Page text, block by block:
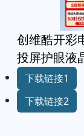
创维酷开彩
投屏护眼液
下载链接1
下载链接2